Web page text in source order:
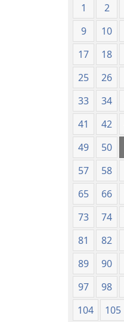
1 2
9
10
17
18
25
26
33
34
41
42
49
50
57
58
65
66
73
74
81
82
89
90
97
98
104
105